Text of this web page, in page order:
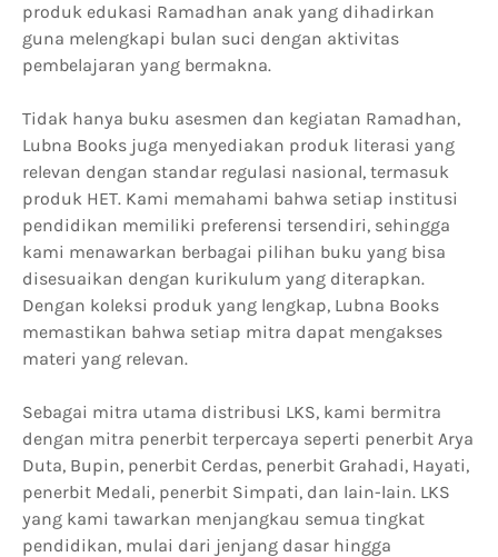
produk edukasi Ramadhan anak yang dihadirkan
guna melengkapi bulan suci dengan aktivitas
pembelajaran yang bermakna.
Tidak hanya buku asesmen dan kegiatan Ramadhan,
Lubna Books juga menyediakan produk literasi yang
relevan dengan standar regulasi nasional, termasuk
produk HET. Kami memahami bahwa setiap institusi
pendidikan memiliki preferensi tersendiri, sehingga
kami menawarkan berbagai pilihan buku yang bisa
disesuaikan dengan kurikulum yang diterapkan.
Dengan koleksi produk yang lengkap, Lubna Books
memastikan bahwa setiap mitra dapat mengakses
materi yang relevan.
Sebagai mitra utama distribusi LKS, kami bermitra
dengan mitra penerbit terpercaya seperti penerbit Arya
Duta, Bupin, penerbit Cerdas, penerbit Grahadi, Hayati,
penerbit Medali, penerbit Simpati, dan lain-lain. LKS
yang kami tawarkan menjangkau semua tingkat
pendidikan, mulai dari jenjang dasar hingga